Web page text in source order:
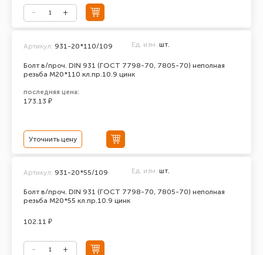
Болт в/проч. DIN 931 (ГОСТ 7798-70, 7805-70) неполная
резьба М20*110 кл.пр.10.9 цинк
Артикул: 931-20*110/109 Ед. изм. шт.
последняя цена:
173.13 ₽
Уточнить цену
Болт в/проч. DIN 931 (ГОСТ 7798-70, 7805-70) неполная
резьба М20*55 кл.пр.10.9 цинк
Артикул: 931-20*55/109 Ед. изм. шт.
102.11 ₽